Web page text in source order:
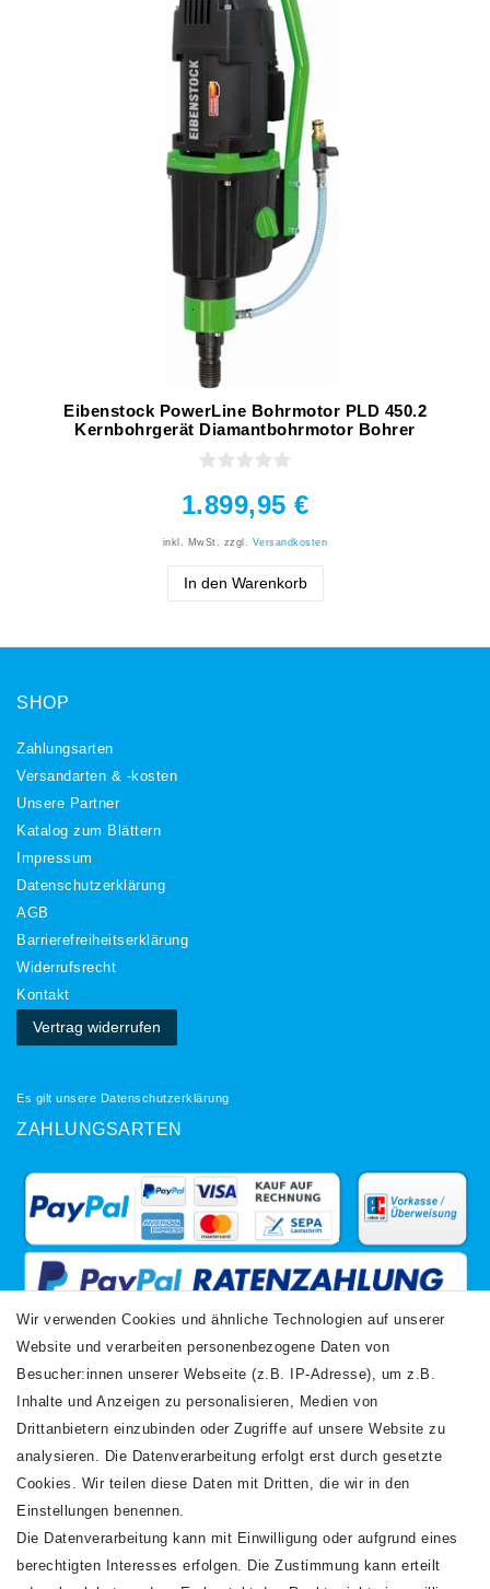
Eibenstock PowerLine Bohrmotor PLD 450.2
Kernbohrgerät Diamantbohrmotor Bohrer
1.899,95 €
inkl. MwSt. zzgl. Versandkosten
In den Warenkorb
SHOP
Zahlungsarten
Versandarten & -kosten
Unsere Partner
Katalog zum Blättern
Impressum
Daten­schutz­erklärung
AGB
Barrierefreiheitserklärung
Widerrufs­recht
Kontakt
Vertrag widerrufen
Es gilt unsere Datenschutzerklärung
ZAHLUNGSARTEN
VERSANDARTEN
Newsletter
Wir verwenden Cookies und ähnliche Technologien auf unserer
Website und verarbeiten personenbezogene Daten von
Besucher:innen unserer Webseite (z.B. IP-Adresse), um z.B.
Inhalte und Anzeigen zu personalisieren, Medien von
Drittanbietern einzubinden oder Zugriffe auf unsere Website zu
analysieren. Die Datenverarbeitung erfolgt erst durch gesetzte
Cookies. Wir teilen diese Daten mit Dritten, die wir in den
Einstellungen benennen.
Die Datenverarbeitung kann mit Einwilligung oder aufgrund eines
berechtigten Interesses erfolgen. Die Zustimmung kann erteilt